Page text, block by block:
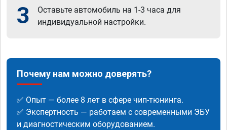
3
Оставьте автомобиль на 1-3 часа для
индивидуальной настройки.
Почему нам можно доверять?
✅ Опыт — более 8 лет в сфере чип-тюнинга.
✅ Экспертность — работаем с современными ЭБУ
и диагностическим оборудованием.